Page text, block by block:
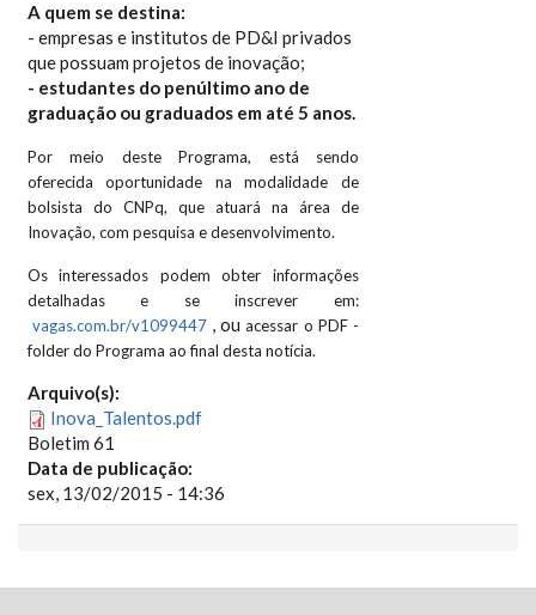
A quem se destina:
- empresas e institutos de PD&I privados
que possuam projetos de inovação;
- estudantes do penúltimo ano de
graduação ou graduados em até 5 anos.
Por meio deste Programa, está sendo
oferecida oportunidade na modalidade de
bolsista do CNPq, que atuará na área de
Inovação, com pesquisa e desenvolvimento.
Os interessados podem obter informações
detalhadas e se inscrever em:
vagas.com.br/v1099447, ouacessar o PDF -
folder do Programa ao final desta notícia.
Arquivo(s):
Inova_Talentos.pdf
Boletim 61
Data de publicação:
sex, 13/02/2015 - 14:36